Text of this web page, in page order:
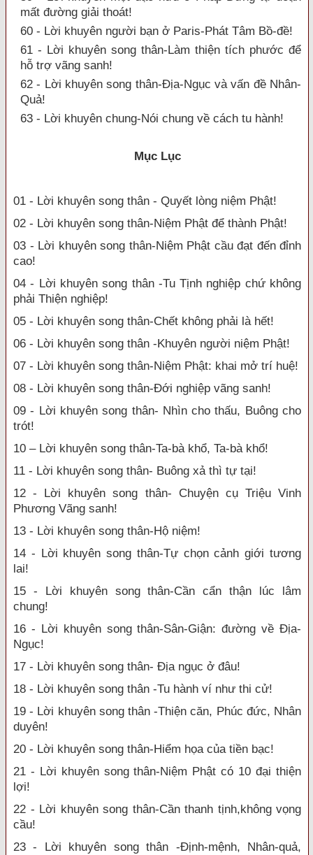
mất đường giải thoát!
60 - Lời khuyên người bạn ở Paris-Phát Tâm Bồ-đề!
61 - Lời khuyên song thân-Làm thiện tích phước để
hỗ trợ vãng sanh!
62 - Lời khuyên song thân-Địa-Ngục và vấn đề Nhân-
Quả!
63 - Lời khuyên chung-Nói chung về cách tu hành!
Mục Lục
01 - Lời khuyên song thân - Quyết lòng niệm Phật!
02 - Lời khuyên song thân-Niệm Phật để thành Phật!
03 - Lời khuyên song thân-Niệm Phật cầu đạt đến đỉnh
cao!
04 - Lời khuyên song thân -Tu Tịnh nghiệp chứ không
phải Thiện nghiệp!
05 - Lời khuyên song thân-Chết không phải là hết!
06 - Lời khuyên song thân -Khuyên người niệm Phật!
07 - Lời khuyên song thân-Niệm Phật: khai mở trí huệ!
08 - Lời khuyên song thân-Đới nghiệp vãng sanh!
09 - Lời khuyên song thân- Nhìn cho thấu, Buông cho
trót!
10 – Lời khuyên song thân-Ta-bà khổ, Ta-bà khổ!
11 - Lời khuyên song thân- Buông xả thì tự tại!
12 - Lời khuyên song thân- Chuyện cụ Triệu Vinh
Phương Vãng sanh!
13 - Lời khuyên song thân-Hộ niệm!
14 - Lời khuyên song thân-Tự chọn cảnh giới tương
lai!
15 - Lời khuyên song thân-Cần cẩn thận lúc lâm
chung!
16 - Lời khuyên song thân-Sân-Giận: đường về Địa-
Ngục!
17 - Lời khuyên song thân- Địa ngục ở đâu!
18 - Lời khuyên song thân -Tu hành ví như thi cử!
19 - Lời khuyên song thân -Thiện căn, Phúc đức, Nhân
duyên!
20 - Lời khuyên song thân-Hiểm họa của tiền bạc!
21 - Lời khuyên song thân-Niệm Phật có 10 đại thiện
lợi!
22 - Lời khuyên song thân-Cần thanh tịnh,không vọng
cầu!
23 - Lời khuyên song thân -Định-mệnh, Nhân-quả,